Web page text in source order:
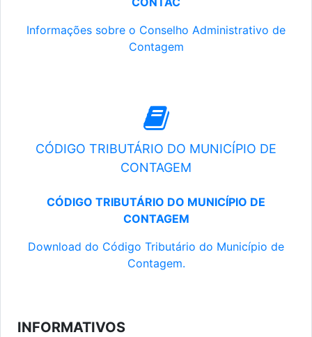
Informações sobre o Conselho Administrativo de
Contagem
CÓDIGO TRIBUTÁRIO DO MUNICÍPIO DE
CONTAGEM
CÓDIGO TRIBUTÁRIO DO MUNICÍPIO DE
CONTAGEM
Download do Código Tributário do Município de
Contagem.
INFORMATIVOS